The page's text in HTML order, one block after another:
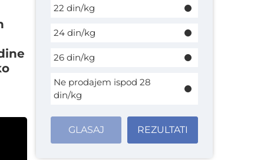
22 din/kg
24 din/kg
26 din/kg
Ne prodajem ispod 28
din/kg
GLASAJ REZULTATI